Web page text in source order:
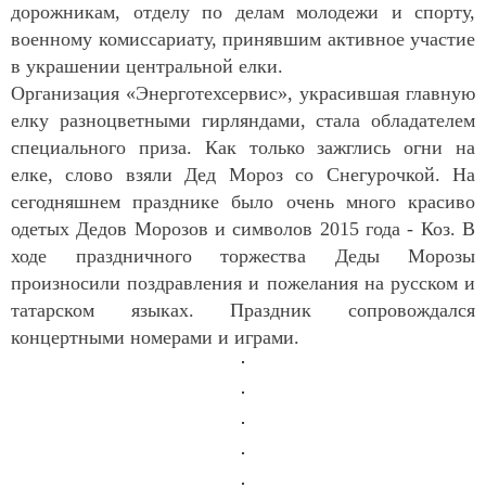
дорожникам, отделу по делам молодежи и спорту,
военному комиссариату, принявшим активное участие
в украшении центральной елки.
Организация «Энерготехсервис», украсившая главную
елку разноцветными гирляндами, стала обладателем
специального приза. Как только зажглись огни на
елке, слово взяли Дед Мороз со Снегурочкой. На
сегодняшнем празднике было очень много красиво
одетых Дедов Морозов и символов 2015 года - Коз. В
ходе праздничного торжества Деды Морозы
произносили поздравления и пожелания на русском и
татарском языках. Праздник сопровождался
концертными номерами и играми.